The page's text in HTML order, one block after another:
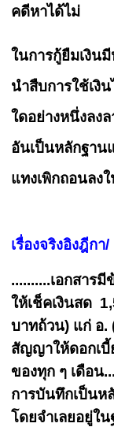
คดีหาได้ไม่
ในการกู้ยืมเงิน
นำสืบการใช้เงิ
ใดอย่างหนึ่งลง
อันเป็นหลักฐาน
แทงเพิกถอนลง
เรื่องจริงอิงฎีกา/
..........เอกสาร
ให้เช็คเงินสด
บาทถ้วน) แก่ อ.
สัญญาให้ดอกเบี้
ของทุก ๆ เดือน
การบันทึกเป็นห
โดยจำเลยอยู่ใ